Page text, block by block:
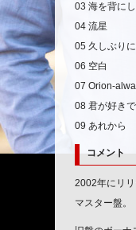
03 海を背に
04 流星
05 久しぶり
06 空白
07 Orion-
08 君が好き
09 あれから
コメント
2002年にリ
マスター盤。